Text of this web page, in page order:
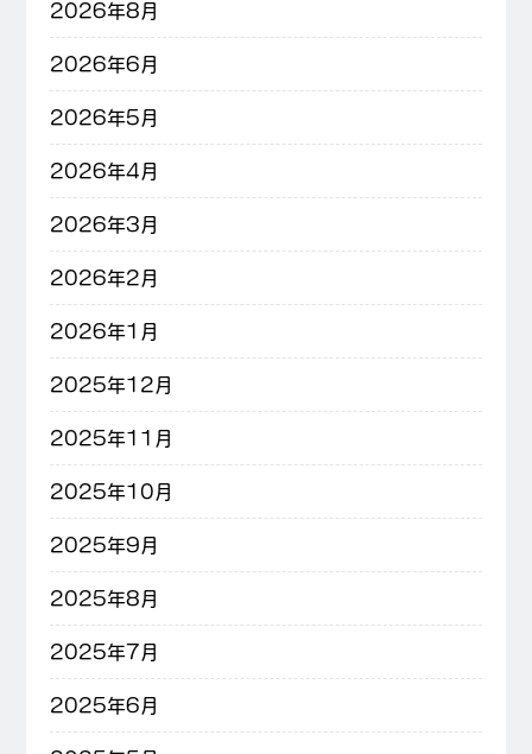
2026年8月
2026年6月
2026年5月
2026年4月
2026年3月
2026年2月
2026年1月
2025年12月
2025年11月
2025年10月
2025年9月
2025年8月
2025年7月
2025年6月